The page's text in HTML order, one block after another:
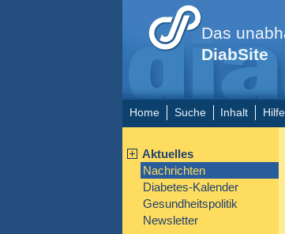
Das
DiabSite
Home Suche Inhalt Hilfe
Aktuelles
Nachrichten
Diabetes-Kalender
Gesundheitspolitik
Newsletter